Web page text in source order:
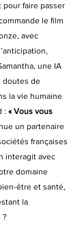
faire passer
le film
avec
une IA
doutes de
la vie humaine
: « Vous vous
un partenaire
françaises
interagit avec
domaine
être et santé,
la
?